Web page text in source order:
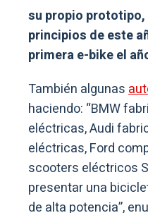
su propio prototipo,
principios de este
primera e-bike el
También algunas
haciendo: “BMW
eléctricas, Audi
eléctricas, Ford
scooters eléctricos
presentar una
de alta potencia”,